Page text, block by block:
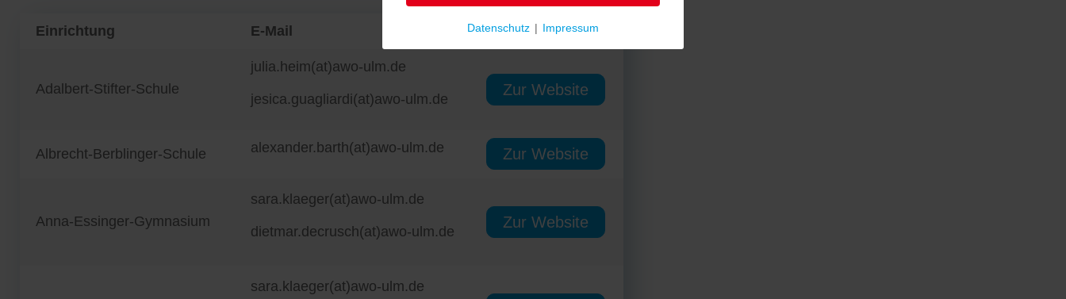
Einrichtung E-Mail Zur Website
Adalbert-Stifter-Schule
julia.heim(at)awo-ulm.de
jesica.guagliardi(at)awo-ulm.de
Zur Website
Albrecht-Berblinger-Schule alexander.barth(at)awo-ulm.de Zur Website
Anna-Essinger-Gymnasium
sara.klaeger(at)awo-ulm.de
dietmar.decrusch(at)awo-ulm.de
Zur Website
sara.klaeger(at)awo-ulm.de
Datenschutz | Impressum